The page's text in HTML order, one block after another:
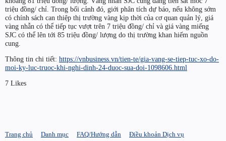
triệu đồng/ chỉ. Trong bối cảnh đó, giới phân tích dự báo, nếu không sớm
có chính sách can thiệp thị trường vàng kịp thời của cơ quan quản lý, giá
vàng nhẫn có thể tiếp tục vượt trên 7 triệu đồng/ chỉ và giá vàng miếng
SJC có thể lên tới 85 triệu đồng/ lượng do thị trường khan hiếm nguồn
cung.
Thông tin chi tiết: https://vnbusiness.vn/tien-te/gia-vang-se-tiep-tuc-xo-do-
moi-ky-luc-truoc-khi-nghi-dinh-24-duoc-sua-doi-1098606.html
7 Likes
Trang chủ Danh mục FAQ/Hướng dẫn
Điều khoản Dịch vụ